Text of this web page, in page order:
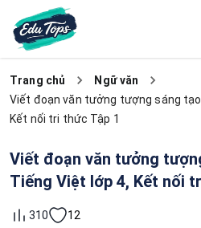
Trang chủ
Ngữ văn
Viết đoạn văn tưởng tượng sáng
Kết nối tri thức Tập 1
Viết đoạn văn tưởng
Tiếng Việt lớp 4, Kết nối
310 12